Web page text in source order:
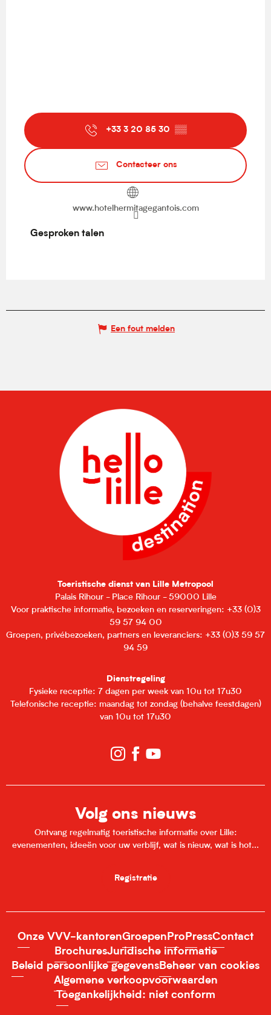
+33 3 20 85 30 ▒▒
Contacteer ons
www.hotelhermitagegantois.com
Gesproken talen
Gesproken talen
Een fout melden
Toeristische dienst van Lille Metropool
Palais Rihour - Place Rihour - 59000 Lille
Voor praktische informatie, bezoeken en reserveringen: +33 (0)3
59 57 94 00
Groepen, privébezoeken, partners en leveranciers: +33 (0)3 59 57
94 59
Dienstregeling
Fysieke receptie: 7 dagen per week van 10u tot 17u30
Telefonische receptie: maandag tot zondag (behalve feestdagen)
van 10u tot 17u30
Volg ons nieuws
Ontvang regelmatig toeristische informatie over Lille:
evenementen, ideeën voor uw verblijf, wat is nieuw, wat is hot...
Registratie
Onze VVV-kantorenGroepen Pro PressContact
BrochuresJuridische informatie
Beleid persoonlijke gegevensBeheer van cookies
Algemene verkoopvoorwaarden
Toegankelijkheid: niet conform